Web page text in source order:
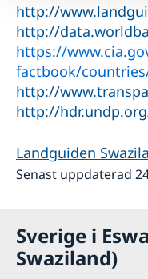
http://
http://
https://
factbook/
http://
http://
Landguiden
Senast uppdaterad
Sverige i
Swaziland)